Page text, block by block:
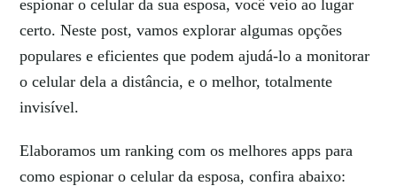
espionar o celular da sua esposa, você veio ao lugar
certo. Neste post, vamos explorar algumas opções
populares e eficientes que podem ajudá-lo a monitorar
o celular dela a distância, e o melhor, totalmente
invisível.
Elaboramos um ranking com os melhores apps para
como espionar o celular da esposa, confira abaixo: